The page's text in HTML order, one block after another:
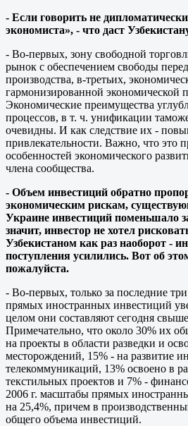
- Если говорить не
экономиста», - что даст
- Во-первых, зону свободной
рынок с обеспечением свободы
производства, в-третьих,
гармонизированной экономической
Экономические преимущества
процессов, в т. ч. унификации
очевидны. И как следствие их -
привлекательности. Важно, что это
особенностей экономического
члена сообщества.
- Объем инвестиций обратно
экономическим рискам,
Украине инвестиций поменьшало
значит, инвестор не хотел
Узбекистаном как раз наоборот -
поступления усилились. Вот об
пожалуйста.
- Во-первых, только за последние
прямых иностранных инвестиций
целом они составляют сегодня
Примечательно, что около 30% их
на проекты в области разведки и
месторождений, 15% - на развитие
телекоммуникаций, 13% освоено в
текстильных проектов и 7% -
2006 г. масштабы прямых
на 25,4%, причем в
общего объема инвестиций.